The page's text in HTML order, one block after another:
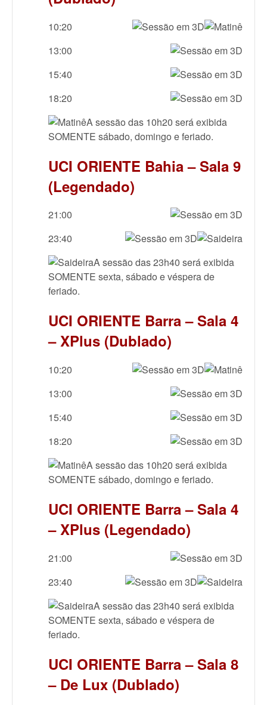
10:20
13:00
15:40
18:20
A sessão das 10h20 será exibida
SOMENTE sábado, domingo e feriado.
UCI ORIENTE Bahia – Sala 9
(Legendado)
21:00
23:40
A sessão das 23h40 será exibida
SOMENTE sexta, sábado e véspera de
feriado.
UCI ORIENTE Barra – Sala 4
– XPlus (Dublado)
10:20
13:00
15:40
18:20
A sessão das 10h20 será exibida
SOMENTE sábado, domingo e feriado.
UCI ORIENTE Barra – Sala 4
– XPlus (Legendado)
21:00
23:40
A sessão das 23h40 será exibida
SOMENTE sexta, sábado e véspera de
feriado.
UCI ORIENTE Barra – Sala 8
– De Lux (Dublado)